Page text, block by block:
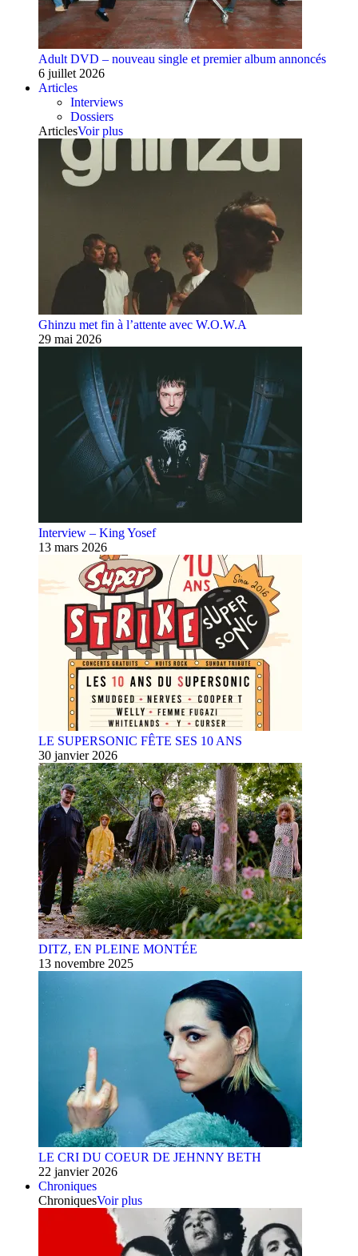
Adult DVD – nouveau single et premier album annoncés
6 juillet 2026
Articles
Interviews
Dossiers
ArticlesVoir plus
Ghinzu met fin à l’attente avec W.O.W.A
29 mai 2026
Interview – King Yosef
13 mars 2026
LE SUPERSONIC FÊTE SES 10 ANS
30 janvier 2026
DITZ, EN PLEINE MONTÉE
13 novembre 2025
LE CRI DU COEUR DE JEHNNY BETH
22 janvier 2026
Chroniques
ChroniquesVoir plus